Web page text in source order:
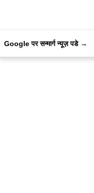
Google पर सन्मार्ग न्यूज़ पडे →